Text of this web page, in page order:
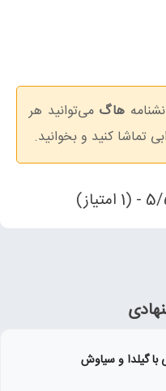
هاگ می‌توانید هر
تماشا کنید و بخوانید.
امتیاز)
گیلدا و سیاوش